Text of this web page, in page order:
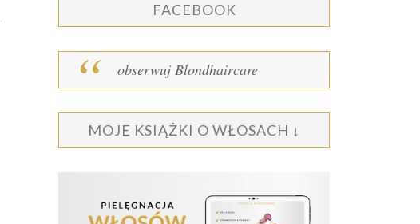
FACEBOOK
obserwuj Blondhaircare
MOJE KSIĄŻKI O WŁOSACH ↓